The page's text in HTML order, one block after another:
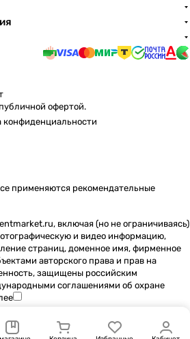
офертой.
конфиденциальности
применяются рекомендательные
включая (но не ограничиваясь)
и видео информацию,
страниц, доменное имя, фирменное
авторского права и прав на
защищены российским
соглашениями об охране